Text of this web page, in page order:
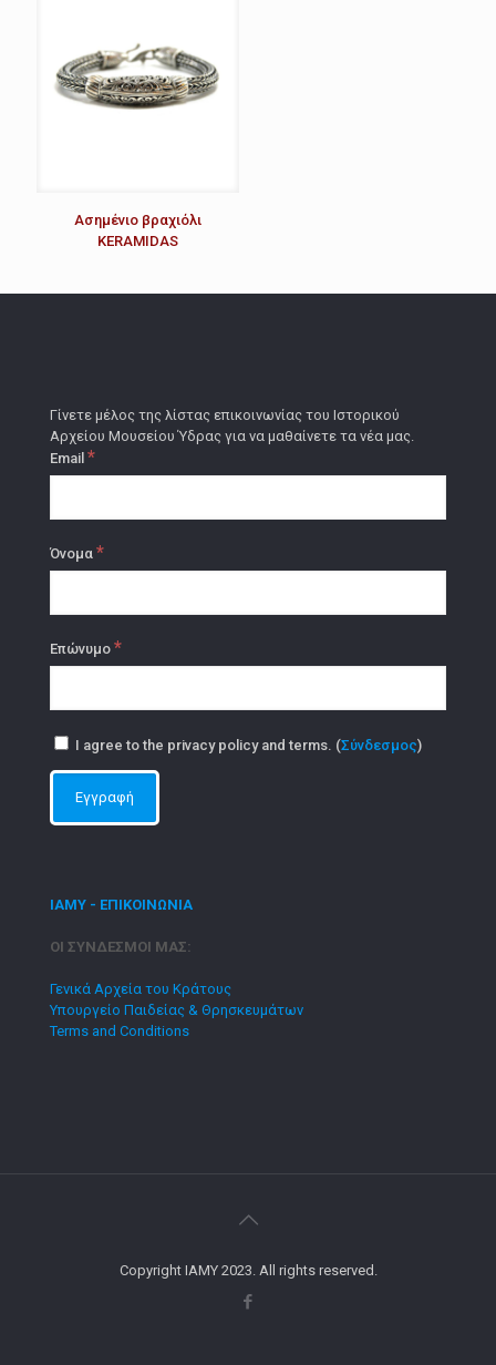
Aσημένιο βραχιόλι
KERAMIDAS
Γίνετε μέλος της λίστας επικοινωνίας του Ιστορικού
Αρχείου Μουσείου Ύδρας για να μαθαίνετε τα νέα μας.
Email *
Όνομα *
Επώνυμο *
I agree to the privacy policy and terms. (Σύνδεσμος)
ΙΑΜΥ - ΕΠΙΚΟΙΝΩΝΙΑ
ΟΙ ΣΥΝΔΕΣΜΟΙ ΜΑΣ:
Γενικά Αρχεία του Κράτους
Υπουργείο Παιδείας & Θρησκευμάτων
Terms and Conditions
Copyright IAMY 2023. All rights reserved.